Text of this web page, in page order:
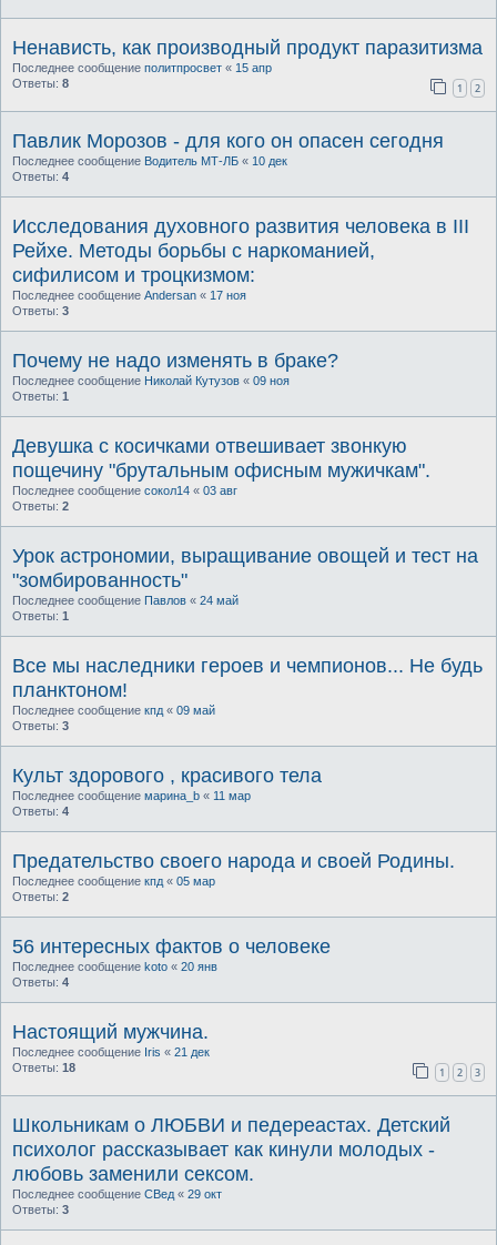
Ненависть, как производный продукт паразитизма
Последнее сообщение политпросвет « 15 апр
Ответы: 8 1 2
Павлик Морозов - для кого он опасен сегодня
Последнее сообщение Водитель МТ-ЛБ « 10 дек
Ответы: 4
Исследования духовного развития человека в III
Рейхе. Методы борьбы с наркоманией,
сифилисом и троцкизмом:
Последнее сообщение Andersan « 17 ноя
Ответы: 3
Почему не надо изменять в браке?
Последнее сообщение Николай Кутузов « 09 ноя
Ответы: 1
Девушка с косичками отвешивает звонкую
пощечину "брутальным офисным мужичкам".
Последнее сообщение сокол14 « 03 авг
Ответы: 2
Урок астрономии, выращивание овощей и тест на
"зомбированность"
Последнее сообщение Павлов « 24 май
Ответы: 1
Все мы наследники героев и чемпионов... Не будь
планктоном!
Последнее сообщение кпд « 09 май
Ответы: 3
Культ здорового , красивого тела
Последнее сообщение марина_b « 11 мар
Ответы: 4
Предательство своего народа и своей Родины.
Последнее сообщение кпд « 05 мар
Ответы: 2
56 интересных фактов о человеке
Последнее сообщение koto « 20 янв
Ответы: 4
Настоящий мужчина.
Последнее сообщение Iris « 21 дек
Ответы: 18 1 2 3
Школьникам о ЛЮБВИ и педереастах. Детский
психолог рассказывает как кинули молодых -
любовь заменили сексом.
Последнее сообщение СВед « 29 окт
Ответы: 3